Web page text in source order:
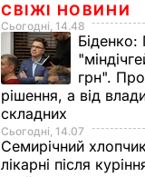
СВІЖІ НОВИНИ
Сьогодні, 14.48
Біденко:
грн".
рішення, а від
складних
Сьогодні, 14.07
Семирічний
лікарні після